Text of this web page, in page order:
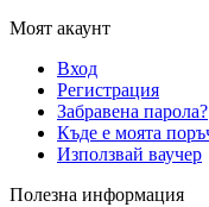
Моят акаунт
Вход
Регистрация
Забравена парола?
Къде е моята
Използвай ваучер
Полезна информация